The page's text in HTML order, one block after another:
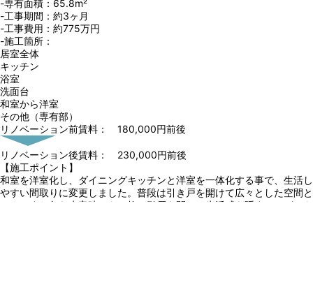
-専有面積：65.8m²
-工事期間：約3ヶ月
-工事費用：約775万円
-施工箇所：
居室全体
キッチン
浴室
洗面台
和室から洋室
その他（専有部）
リノベーション前賃料： 180,000円前後
リノベーション後賃料： 230,000円前後
【施工ポイント】
和室を洋室化し、ダイニングキッチンと洋室を一体化する事で、生活し
やすい間取りに変更しました。普段は引き戸を開けて広々とした空間と
して、また急な来客時でも３枚の引戸を閉じ、生活感を隠すことができ